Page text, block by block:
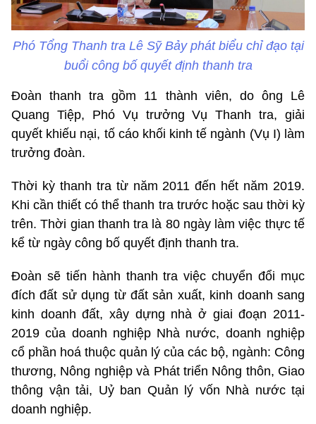
Phó Tổng Thanh tra Lê Sỹ Bảy phát biểu chỉ đạo tại
buổi công bố quyết định thanh tra
Đoàn thanh tra gồm 11 thành viên, do ông Lê
Quang Tiệp, Phó Vụ trưởng Vụ Thanh tra, giải
quyết khiếu nại, tố cáo khối kinh tế ngành (Vụ I) làm
trưởng đoàn.
Thời kỳ thanh tra từ năm 2011 đến hết năm 2019.
Khi cần thiết có thể thanh tra trước hoặc sau thời kỳ
trên. Thời gian thanh tra là 80 ngày làm việc thực tế
kể từ ngày công bố quyết định thanh tra.
Đoàn sẽ tiến hành thanh tra việc chuyển đổi mục
đích đất sử dụng từ đất sản xuất, kinh doanh sang
kinh doanh đất, xây dựng nhà ở giai đoạn 2011-
2019 của doanh nghiệp Nhà nước, doanh nghiệp
cổ phần hoá thuộc quản lý của các bộ, ngành: Công
thương, Nông nghiệp và Phát triển Nông thôn, Giao
thông vận tải, Uỷ ban Quản lý vốn Nhà nước tại
doanh nghiệp.